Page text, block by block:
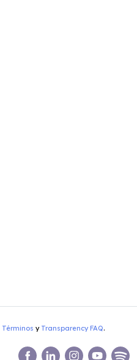
Términos y Transparency FAQ.